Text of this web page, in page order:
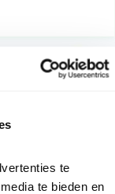
te
te bieden en